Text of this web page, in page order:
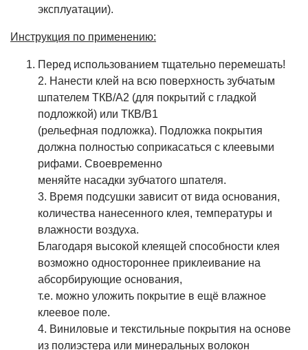
эксплуатации).
Инструкция по применению:
Перед использованием тщательно перемешать!
2. Нанести клей на всю поверхность зубчатым
шпателем ТКВ/А2 (для покрытий с гладкой
подложкой) или ТКВ/В1
(рельефная подложка). Подложка покрытия
должна полностью соприкасаться с клеевыми
рифами. Своевременно
меняйте насадки зубчатого шпателя.
3. Время подсушки зависит от вида основания,
количества нанесенного клея, температуры и
влажности воздуха.
Благодаря высокой клеящей способности клея
возможно одностороннее приклеивание на
абсорбирующие основания,
т.е. можно уложить покрытие в ещё влажное
клеевое поле.
4. Виниловые и текстильные покрытия на основе
из полиэстера или минеральных волокон